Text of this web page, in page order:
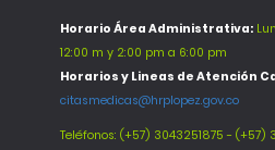
Horario Área Administrativa:
12:00 m y 2:00 pm a 6:00 pm
Horarios y Lineas de Atención
citasmedicas@hrplopez.gov.co
Teléfonos: (+57) 3043251875 - (+57)